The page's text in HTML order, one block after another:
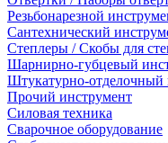
Резьбонарезной
Сантехнический
Степлеры / Скобы для
Шарнирно-губцевый
Штукатурно-отделочный
Прочий инструмент
Силовая техника
Сварочное оборудование